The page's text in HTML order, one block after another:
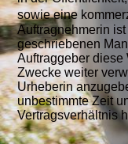
sowie eine
Auftragnehmerin
geschriebenen
Auftraggeber diese
Zwecke weiter
Urheberin
unbestimmte Zeit
Vertragsverhältnis